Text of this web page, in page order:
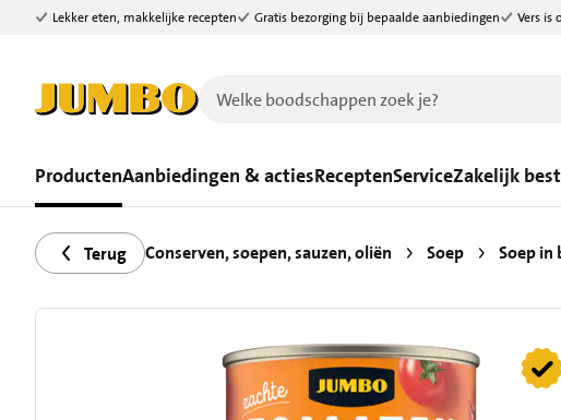
Ga naar zoeken
Ga naar hoofdinhoud
Lekker eten, makkelijke recepten Gratis bezorging bij bepaalde aanbiedingen Vers is
ProductenAanbiedingen & actiesReceptenServiceZakelijk
Terug Conserven, soepen, sauzen, oliën Soep Soep in